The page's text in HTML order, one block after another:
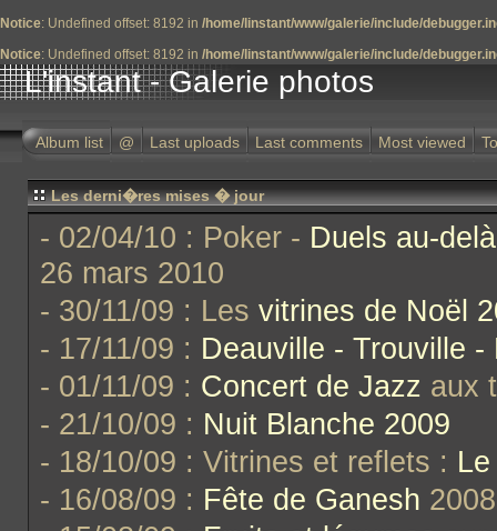
Notice: Undefined offset: 8192 in /home/linstant/www/galerie/include/
Notice: Undefined offset: 8192 in /home/linstant/www/galerie/include/
L'instant - Galerie photos
Album list @ Last uploads Last comments Most viewed
Les derni�res mises � jour
- 02/04/10 : Poker - Duels au-
26 mars 2010
- 30/11/09 : Les vitrines de Noël
- 17/11/09 : Deauville - Trouville -
- 01/11/09 : Concert de Jazz aux
- 21/10/09 : Nuit Blanche 2009
- 18/10/09 : Vitrines et reflets :
- 16/08/09 : Fête de Ganesh 2008